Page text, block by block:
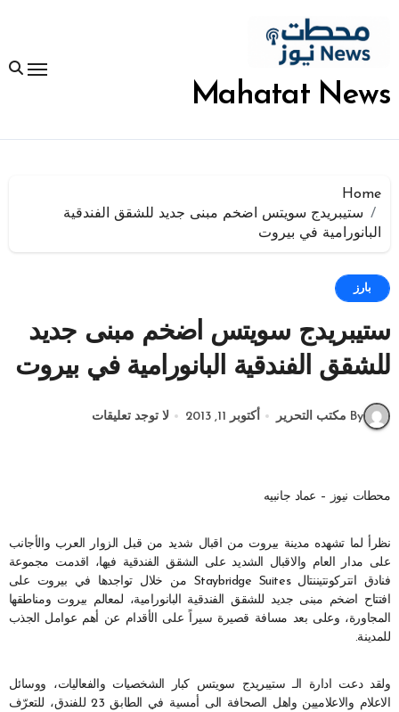
المحتوى
Mahatat News
Home
ستيبريدج سويتس اضخم مبنى جديد للشقق الفندقية
البانورامية في بيروت
بارز
ستيبريدج سويتس اضخم مبنى جديد
للشقق الفندقية البانورامية في بيروت
By مكتب التحرير أكتوبر 11, 2013 لا توجد تعليقات
محطات نيوز – عماد جانبيه
نظرأ لما تشهده مدينة بيروت من اقبال شديد من قبل الزوار العرب والأجانب
على مدار العام والاقبال الشديد على الشقق الفندقية فيها، اقدمت مجموعة
فنادق انتركونتيننتال Staybridge Suites من خلال تواجدها في بيروت على
افتتاح اضخم مبنى جديد للشقق الفندقية البانورامية، لمعالم بيروت ومناطقها
المجاورة، وعلى بعد مسافة قصيرة سيراً على الأقدام عن أهم عوامل الجذب
للمدينة.
ولقد دعت ادارة الـ ستيبريدج سويتس كبار الشخصيات والفعاليات، ووسائل
الاعلام والاعلاميين واهل الصحافة الى أمسية في الطابق 23 للفندق، للتعرّف